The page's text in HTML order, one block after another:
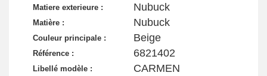
Matiere exterieure : Nubuck
Matière : Nubuck
Couleur principale : Beige
Référence : 6821402
Libellé modèle : CARMEN